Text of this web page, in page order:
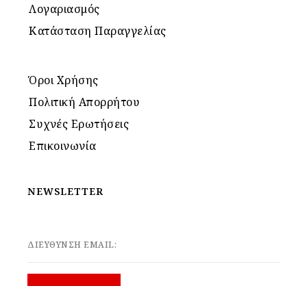
Λογαριασμός
Κατάσταση Παραγγελίας
Όροι Χρήσης
Πολιτική Απορρήτου
Συχνές Ερωτήσεις
Επικοινωνία
NEWSLETTER
ΔΙΕΥΘΥΝΣΗ EMAIL: